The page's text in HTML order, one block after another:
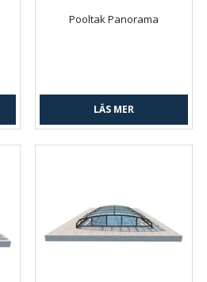
Pooltak Panorama
LÄS MER